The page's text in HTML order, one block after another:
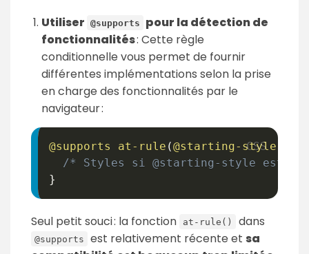
Utiliser @supports
pour la détection de
fonctionnalités: Cette règle
conditionnelle vous permet de fournir
différentes implémentations selon la prise
en charge des fonctionnalités par le
navigateur :
@supports at-rule (@starting-style
/* Styles si @starting-style est
}
Seul petit souci : la fonction at-rule() dans
@supports est relativement récente et sa